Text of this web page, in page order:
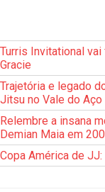
Turris Invitational
Gracie
Trajetória e legado
Jitsu no Vale do Aço
Relembre a insana
Demian Maia em
Copa América de